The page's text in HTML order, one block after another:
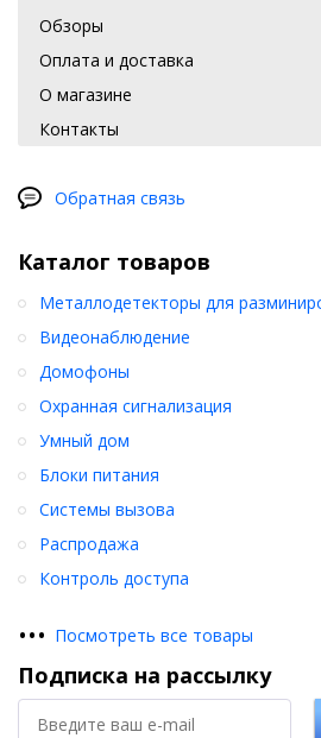
Обзоры
Оплата и доставка
О магазине
Контакты
Обратная связь
Каталог товаров
Металлодетекторы для
Видеонаблюдение
Домофоны
Охранная сигнализация
Умный дом
Блоки питания
Системы вызова
Распродажа
Контроль доступа
••• Посмотреть все товары
Подписка на рассылку